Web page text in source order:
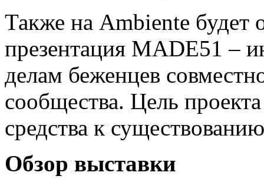
Также на Ambiente будет
презентация MADE51 –
делам беженцев
сообщества. Цель
средства к
Обзор выставки